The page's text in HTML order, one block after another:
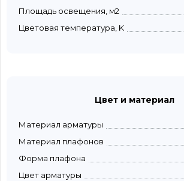
Площадь освещения, м2
Цветовая температура, K
Цвет и материал
Материал арматуры
Материал плафонов
Форма плафона
Цвет арматуры